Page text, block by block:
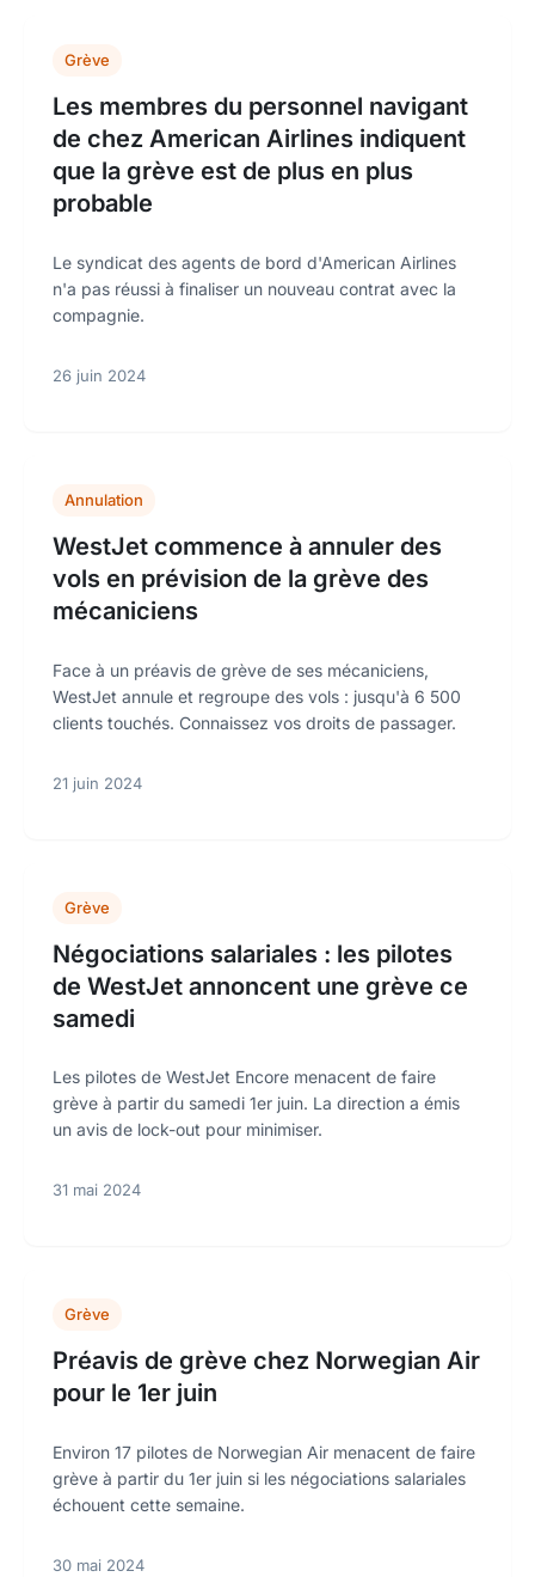
Grève
Les membres du personnel navigant
de chez American Airlines indiquent
que la grève est de plus en plus
probable
Le syndicat des agents de bord d'American Airlines
n'a pas réussi à finaliser un nouveau contrat avec la
compagnie.
26 juin 2024
Annulation
WestJet commence à annuler des
vols en prévision de la grève des
mécaniciens
Face à un préavis de grève de ses mécaniciens,
WestJet annule et regroupe des vols : jusqu'à 6 500
clients touchés. Connaissez vos droits de passager.
21 juin 2024
Grève
Négociations salariales : les pilotes
de WestJet annoncent une grève ce
samedi
Les pilotes de WestJet Encore menacent de faire
grève à partir du samedi 1er juin. La direction a émis
un avis de lock-out pour minimiser.
31 mai 2024
Grève
Préavis de grève chez Norwegian Air
pour le 1er juin
Environ 17 pilotes de Norwegian Air menacent de faire
grève à partir du 1er juin si les négociations salariales
échouent cette semaine.
30 mai 2024